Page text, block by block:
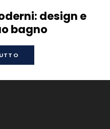
design e
bagno